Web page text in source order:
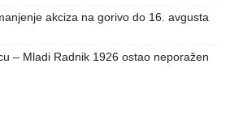
akciza na gorivo do 16. avgusta
– Mladi Radnik 1926 ostao neporažen